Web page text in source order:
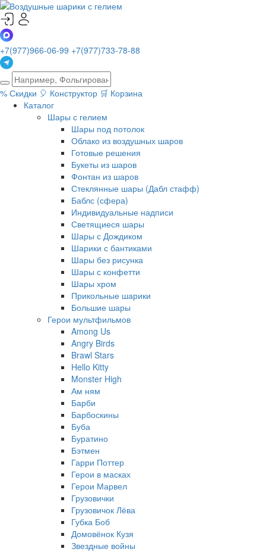
+7(977)966-06-99 +7(977)733-78-88
% Скидки 🎈 Конструктор 🛒 Корзина
Каталог
Шары с гелием
Шары под потолок
Облако из воздушных шаров
Готовые решения
Букеты из шаров
Фонтан из шаров
Стеклянные шары (Дабл стафф)
Баблс (сфера)
Индивидуальные надписи
Светящиеся шары
Шары с Дождиком
Шарики с бантиками
Шары без рисунка
Шары с конфетти
Шары хром
Прикольные шарики
Большие шары
Герои мультфильмов
Among Us
Angry Birds
Brawl Stars
Hello Kitty
Monster High
Ам ням
Барби
Барбоскины
Буба
Буратино
Бэтмен
Гарри Поттер
Герои в масках
Герои Марвел
Грузовички
Грузовичок Лёва
Губка Боб
Домовёнок Кузя
Звездные войны